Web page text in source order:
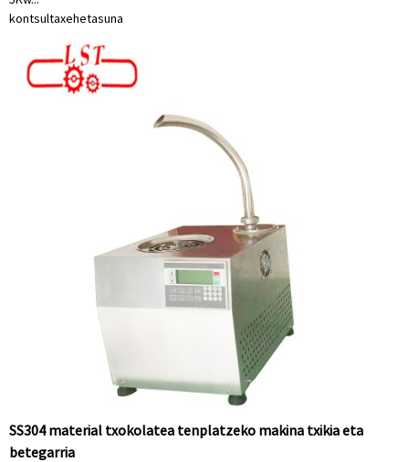
kontsultaxehetasuna
SS304 material txokolatea tenplatzeko makina txikia eta
betegarria